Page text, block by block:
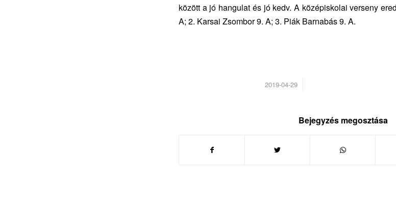
között a jó hangulat és jó kedv. A középiskolai verseny
A; 2. Karsai Zsombor 9. A; 3. Piák Barnabás 9. A.
2019-04-29
/
Bejegyzés megosztása